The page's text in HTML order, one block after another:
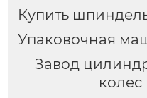
Купить
Упаковочная
Завод
колес